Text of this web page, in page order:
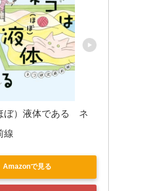
ぼ）液体である　ネ
線
Amazonで見る